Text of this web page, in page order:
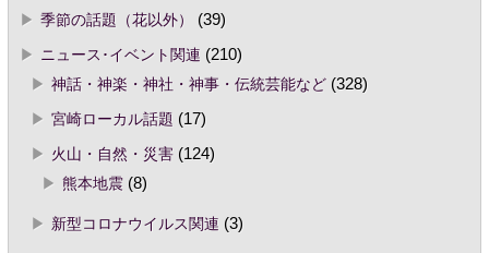
季節の話題（花以外）
(39)
ニュース･イベント関連 (210)
神話・神楽・神社・神事・伝統芸能など(328)
宮崎ローカル話題 (17)
火山・自然・災害(124)
熊本地震(8)
新型コロナウイルス関連 (3)